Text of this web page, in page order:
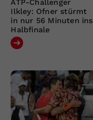
ATP-Challenger
Ilkley: Ofner stürmt
in nur 56 Minuten ins
Halbfinale